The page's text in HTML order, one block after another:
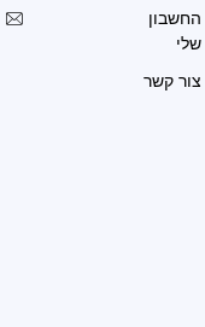
החשבון
שלי
צור קשר